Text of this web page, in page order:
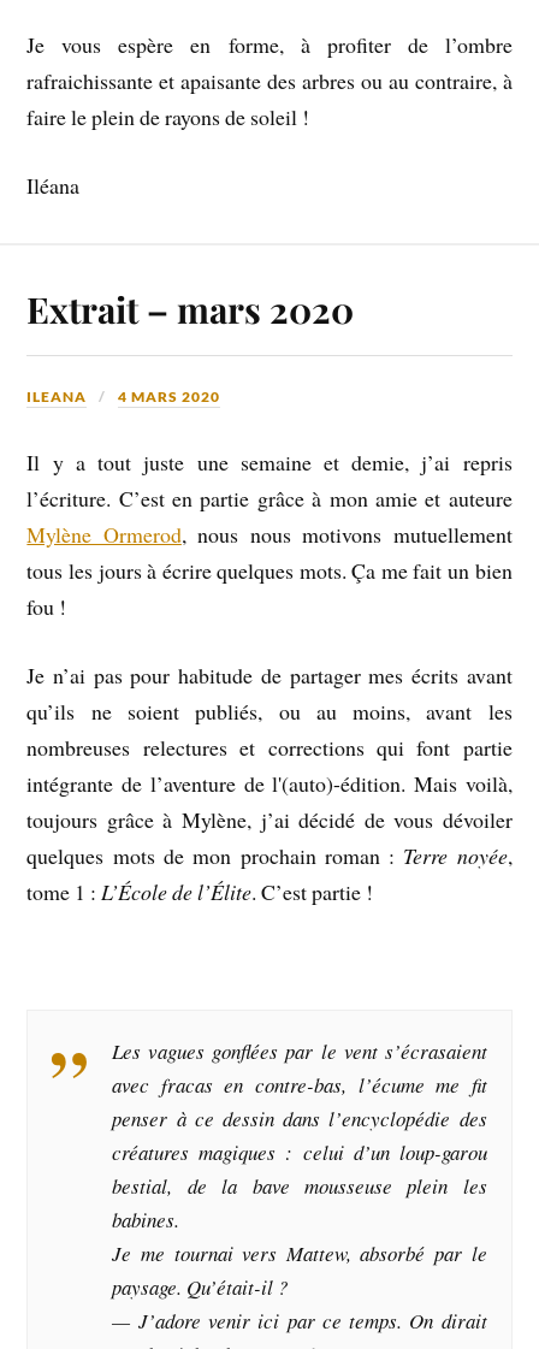
Je vous espère en forme, à profiter de l’ombre
rafraichissante et apaisante des arbres ou au contraire, à
faire le plein de rayons de soleil !
Iléana
Extrait – mars 2020
ILEANA 4 MARS 2020
Il y a tout juste une semaine et demie, j’ai repris
l’écriture. C’est en partie grâce à mon amie et auteure
Mylène Ormerod, nous nous motivons mutuellement
tous les jours à écrire quelques mots. Ça me fait un bien
fou !
Je n’ai pas pour habitude de partager mes écrits avant
qu’ils ne soient publiés, ou au moins, avant les
nombreuses relectures et corrections qui font partie
intégrante de l’aventure de l'(auto)-édition. Mais voilà,
toujours grâce à Mylène, j’ai décidé de vous dévoiler
quelques mots de mon prochain roman : Terre noyée,
tome 1 : L’École de l’Élite. C’est partie !
Les vagues gonflées par le vent s’écrasaient
avec fracas en contre-bas, l’écume me fit
penser à ce dessin dans l’encyclopédie des
créatures magiques : celui d’un loup-garou
bestial, de la bave mousseuse plein les
babines.
Je me tournai vers Mattew, absorbé par le
paysage. Qu’était-il ?
— J’adore venir ici par ce temps. On dirait